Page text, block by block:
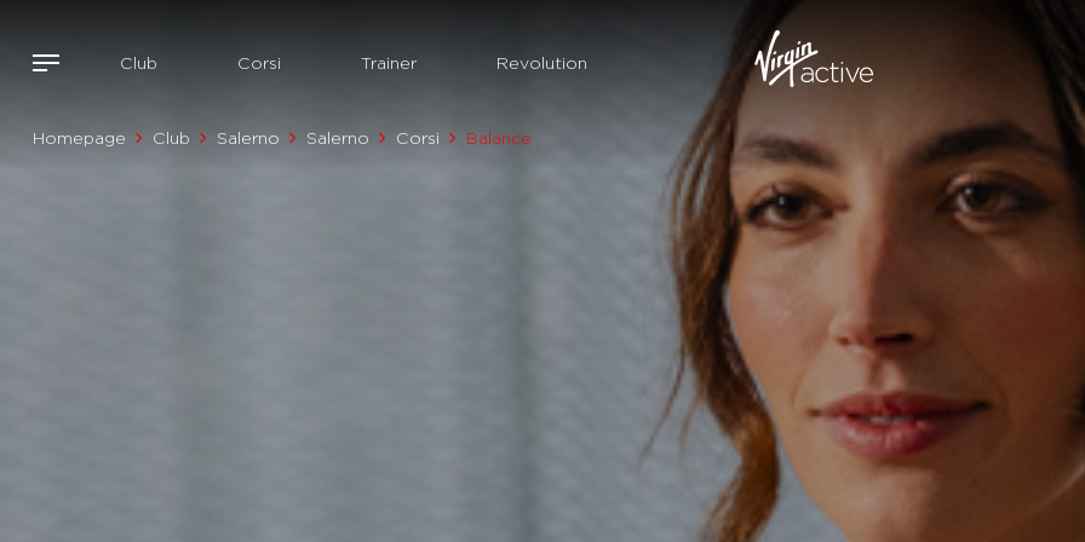
Club Corsi Trainer Revolution
Homepage Club Salerno Salerno Corsi Balance